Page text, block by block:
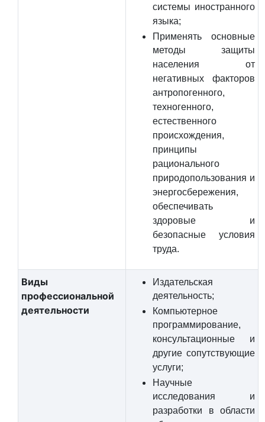
системы иностранного
языка;
Применять основные
методы защиты
населения от
негативных факторов
антропогенного,
техногенного,
естественного
происхождения,
принципы
рационального
природопользования и
энергосбережения,
обеспечивать
здоровые и
безопасные условия
труда.
Виды
профессиональной
деятельности
Издательская
деятельность;
Компьютерное
программирование,
консультационные и
другие сопутствующие
услуги;
Научные
исследования и
разработки в области